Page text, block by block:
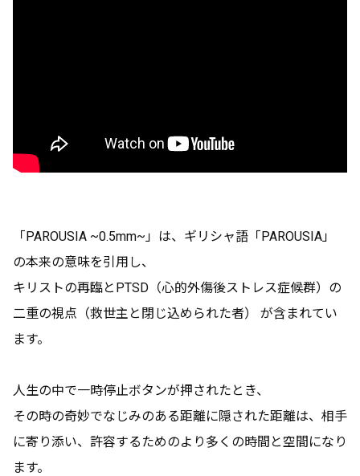
「PAROUSIA ~0.5mm~」は、ギリシャ語「PAROUSIA」
の本来の意味を引用し、
キリストの再臨とPTSD（心的外傷後ストレス症候群）の
二重の視点（救世主と閉じ込められた者） が含まれてい
ます。
人生の中で一時停止ボタンが押されたとき、
その時の奇妙でなじみのある距離に隠された距離は、相手
に寄り添い、許容するためのより多くの時間と空間になり
ます。